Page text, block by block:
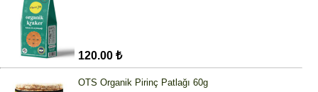
120.00 ₺
OTS Organik Pirinç Patlağı 60g